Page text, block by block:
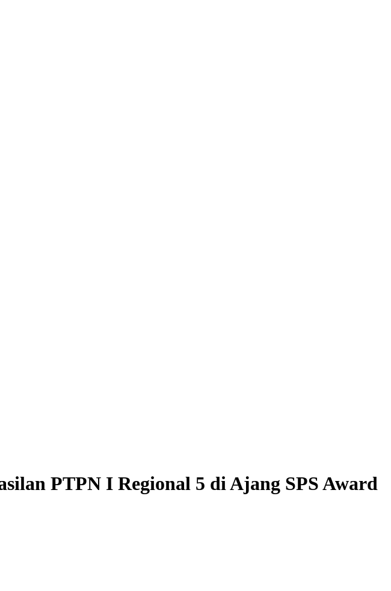
PTPN I Regional 5 di Ajang SPS Award